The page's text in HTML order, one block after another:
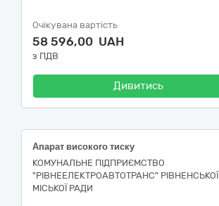
Очікувана вартість
58 596,00 UAH
з ПДВ
Дивитись
Апарат високого тиску
КОМУНАЛЬНЕ ПІДПРИЄМСТВО
"РІВНЕЕЛЕКТРОАВТОТРАНС" РІВНЕНСЬКОЇ
МІСЬКОЇ РАДИ